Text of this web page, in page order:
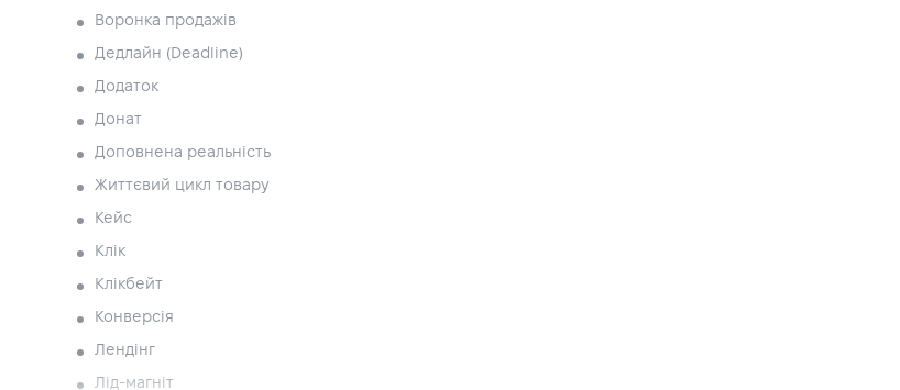
Воронка продажів
Дедлайн (Deadline)
Додаток
Донат
Доповнена реальність
Життєвий цикл товару
Кейс
Клік
Клікбейт
Конверсія
Лендінг
Лід-магніт